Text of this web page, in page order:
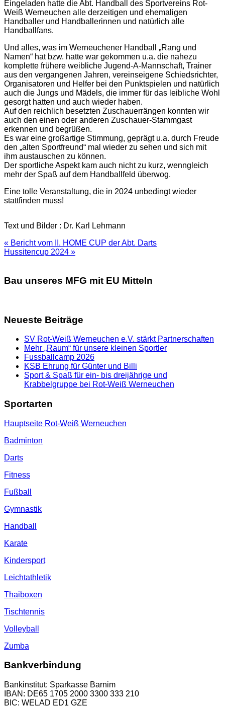
Eingeladen hatte die Abt. Handball des Sportvereins Rot-
Weiß Werneuchen alle derzeitigen und ehemaligen
Handballer und Handballerinnen und natürlich alle
Handballfans.
Und alles, was im Werneuchener Handball „Rang und
Namen“ hat bzw. hatte war gekommen u.a. die nahezu
komplette frühere weibliche Jugend-A-Mannschaft, Trainer
aus den vergangenen Jahren, vereinseigene Schiedsrichter,
Organisatoren und Helfer bei den Punktspielen und natürlich
auch die Jungs und Mädels, die immer für das leibliche Wohl
gesorgt hatten und auch wieder haben.
Auf den reichlich besetzten Zuschauerrängen konnten wir
auch den einen oder anderen Zuschauer-Stammgast
erkennen und begrüßen.
Es war eine großartige Stimmung, geprägt u.a. durch Freude
den „alten Sportfreund“ mal wieder zu sehen und sich mit
ihm austauschen zu können.
Der sportliche Aspekt kam auch nicht zu kurz, wenngleich
mehr der Spaß auf dem Handballfeld überwog.
Eine tolle Veranstaltung, die in 2024 unbedingt wieder
stattfinden muss!
Text und Bilder : Dr. Karl Lehmann
Beitragsnavigation
« Bericht vom II. HOME CUP der Abt. Darts
Hussitencup 2024 »
Bau unseres MFG mit EU Mitteln
Neueste Beiträge
SV Rot-Weiß Werneuchen e.V. stärkt Partnerschaften
Mehr „Raum“ für unsere kleinen Sportler
Fussballcamp 2026
KSB Ehrung für Günter und Billi
Sport & Spaß für ein- bis dreijährige und
Krabbelgruppe bei Rot-Weiß Werneuchen
Sportarten
Hauptseite Rot-Weiß Werneuchen
Badminton
Darts
Fitness
Fußball
Gymnastik
Handball
Karate
Kindersport
Leichtathletik
Thaiboxen
Tischtennis
Volleyball
Zumba
Bankverbindung
Bankinstitut: Sparkasse Barnim
IBAN: DE65 1705 2000 3300 333 210
BIC: WELAD ED1 GZE